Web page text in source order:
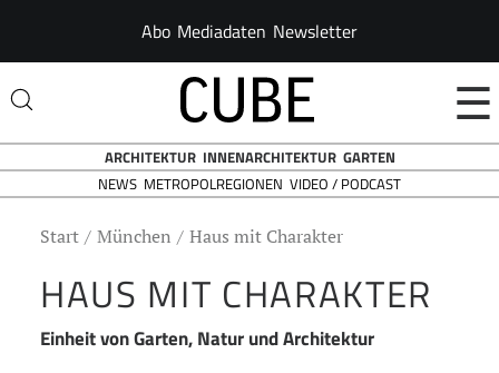
Abo Mediadaten Newsletter
☰
ARCHITEKTUR INNENARCHITEKTUR GARTEN
NEWS METROPOLREGIONEN VIDEO / PODCAST
Start München Haus mit Charakter
HAUS MIT CHARAKTER
Einheit von Garten, Natur und Architektur